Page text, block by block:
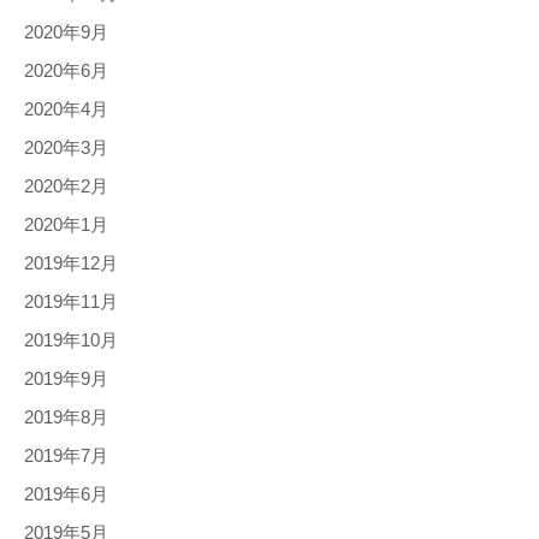
2020年9月
2020年6月
2020年4月
2020年3月
2020年2月
2020年1月
2019年12月
2019年11月
2019年10月
2019年9月
2019年8月
2019年7月
2019年6月
2019年5月